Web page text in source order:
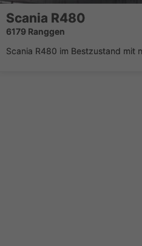
Scania R480
6179 Ranggen
Scania R480 im Bestzustand mit